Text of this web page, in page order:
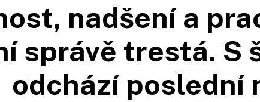
nadšení a
správě trestá. S
odchází poslední